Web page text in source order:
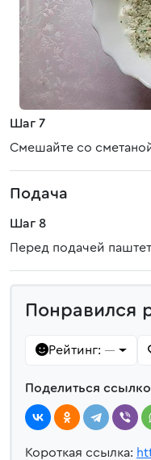
Шаг 7
Смешайте со
Подача
Шаг 8
Перед подачей
Понравился
Рейтинг: —
Поделиться
Короткая ссылка: